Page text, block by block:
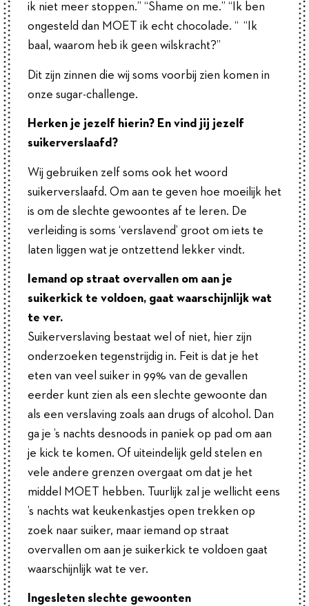
ik niet meer stoppen.” “Shame on me.” “Ik ben
ongesteld dan MOET ik echt chocolade. “ “Ik
baal, waarom heb ik geen wilskracht?”
Dit zijn zinnen die wij soms voorbij zien komen in
onze sugar-challenge.
Herken je jezelf hierin? En vind jij jezelf
suikerverslaafd?
Wij gebruiken zelf soms ook het woord
suikerverslaafd. Om aan te geven hoe moeilijk het
is om de slechte gewoontes af te leren. De
verleiding is soms ‘verslavend’ groot om iets te
laten liggen wat je ontzettend lekker vindt.
Iemand op straat overvallen om aan je
suikerkick te voldoen, gaat waarschijnlijk wat
te ver.
Suikerverslaving bestaat wel of niet, hier zijn
onderzoeken tegenstrijdig in. Feit is dat je het
eten van veel suiker in 99% van de gevallen
eerder kunt zien als een slechte gewoonte dan
als een verslaving zoals aan drugs of alcohol. Dan
ga je ’s nachts desnoods in paniek op pad om aan
je kick te komen. Of uiteindelijk geld stelen en
vele andere grenzen overgaat om dat je het
middel MOET hebben. Tuurlijk zal je wellicht eens
’s nachts wat keukenkastjes open trekken op
zoek naar suiker, maar iemand op straat
overvallen om aan je suikerkick te voldoen gaat
waarschijnlijk wat te ver.
Ingesleten slechte gewoonten